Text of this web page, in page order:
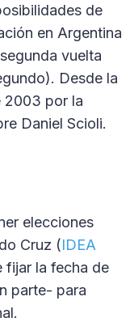
de
en Argentina
vuelta
Desde la
2003 por la
Daniel Scioli.
elecciones
Cruz (IDEA
fijar la fecha de
parte- para